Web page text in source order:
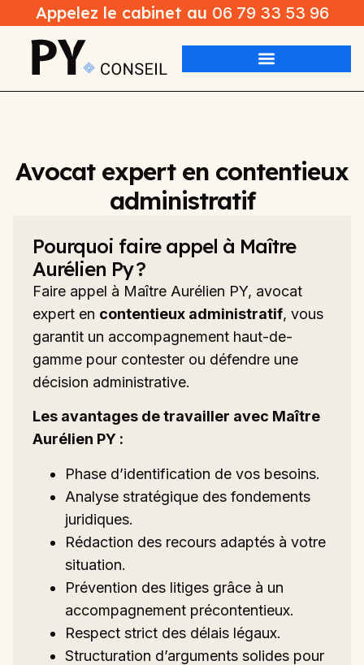
Appelez le cabinet au 06 79 33 53 96
Avocat expert en contentieux
administratif
Pourquoi faire appel à Maître
Aurélien Py ?
Faire appel à Maître Aurélien PY, avocat
expert en contentieux administratif, vous
garantit un accompagnement haut-de-
gamme pour contester ou défendre une
décision administrative.
Les avantages de travailler avec Maître
Aurélien PY :
Phase d’identification de vos besoins.
Analyse stratégique des fondements
juridiques.
Rédaction des recours adaptés à votre
situation.
Prévention des litiges grâce à un
accompagnement précontentieux.
Respect strict des délais légaux.
Structuration d’arguments solides pour